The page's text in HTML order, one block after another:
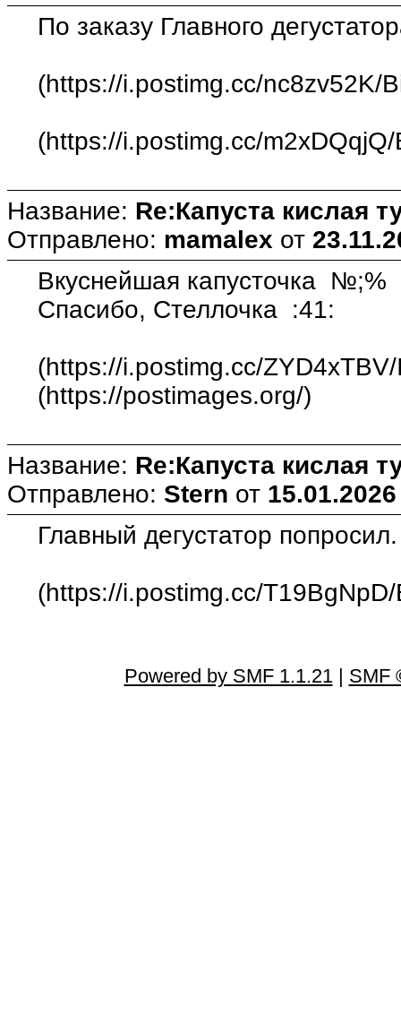
По заказу Главного
(https://i.postimg.cc/nc8zv52K/
(https://i.postimg.cc/
Название: Re:Капуста кислая
Отправлено: mamalex от
Вкуснейшая капусточка №;%
Спасибо, Стеллочка :41:
(https://i.postimg.cc/
(https://postimages.org/)
Название: Re:Капуста кислая
Отправлено: Stern от
Главный дегустатор
(https://i.postimg.cc/
Powered by SMF 1.1.21| SMF